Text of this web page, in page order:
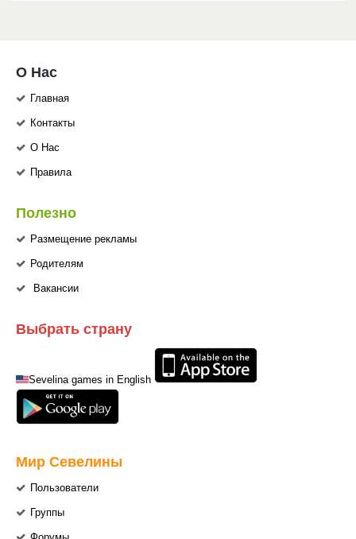
О Нас
Главная
Контакты
О Нас
Правила
Полезно
Размещение рекламы
Родителям
Вакансии
Выбрать страну
Sevelina games in English
Мир Севелины
Пользователи
Группы